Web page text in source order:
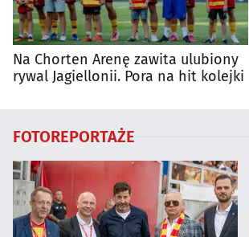
Na Chorten Arenę zawita ulubiony
rywal Jagiellonii. Pora na hit kolejki
FOTOREPORTAŻE